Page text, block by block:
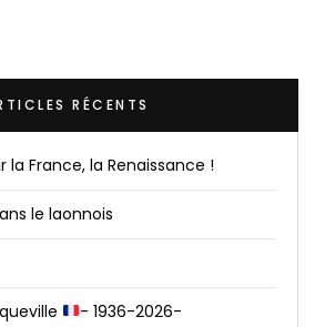
RÉCENTS
la France, la Renaissance !
le laonnois
- 1936-2026-